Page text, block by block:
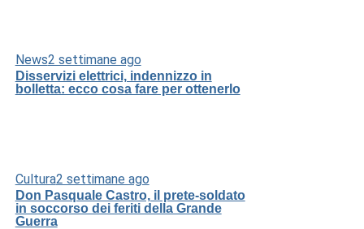
News2 settimane ago
Disservizi elettrici, indennizzo in
bolletta: ecco cosa fare per ottenerlo
Cultura2 settimane ago
Don Pasquale Castro, il prete-soldato
in soccorso dei feriti della Grande
Guerra